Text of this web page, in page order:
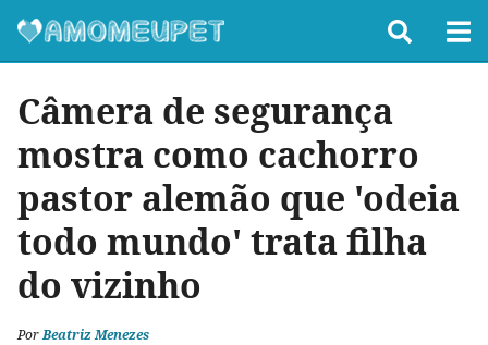
Câmera de segurança
mostra como cachorro
pastor alemão que 'odeia
todo mundo' trata filha
do vizinho
PorBeatriz Menezes